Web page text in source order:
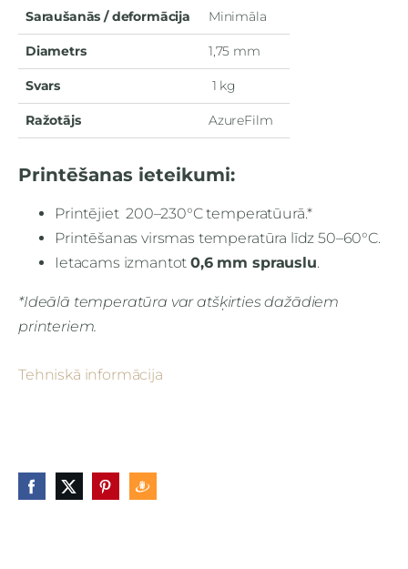
Saraušanās / deformācija Minimāla
Diametrs 1,75 mm
Svars 1 kg
Ražotājs AzureFilm
Printēšanas ieteikumi:
Printējiet 200–230°C temperatūurā.*
Printēšanas virsmas temperatūra līdz 50–60°C.
Ietacams izmantot0,6 mm sprauslu.
*Ideālā temperatūra var atšķirties dažādiem
printeriem.
Tehniskā informācija